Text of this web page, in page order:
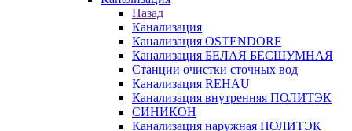
Назад
Канализация
Канализация OSTENDORF
Канализация БЕЛАЯ БЕСШУМНАЯ
Станции очистки сточных вод
Канализация REHAU
Канализация внутренняя ПОЛИТЭК
СИНИКОН
Канализация наружная ПОЛИТЭК